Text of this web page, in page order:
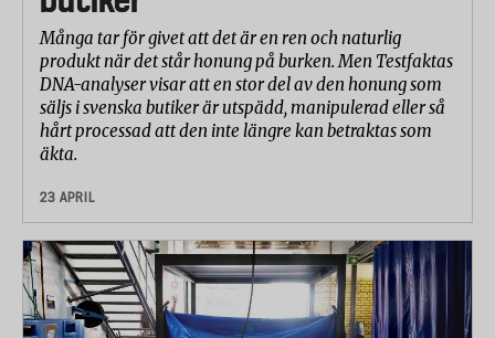
Många tar för givet att det är en ren och naturlig
produkt när det står honung på burken. Men Testfaktas
DNA-analyser visar att en stor del av den honung som
säljs i svenska butiker är utspädd, manipulerad eller så
hårt processad att den inte längre kan betraktas som
äkta.
23 APRIL